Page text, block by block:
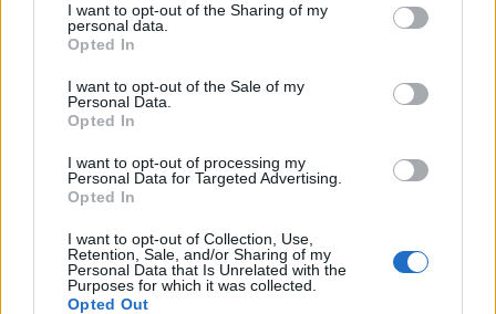
not limited to your visit or usage behaviour. You may click to
grant or deny consent to Google and its third-party tags to
use your data for below specified purposes in below Google
consent section.
I want to opt-out of the Sharing of my
personal data.
Opted In
I want to opt-out of the Sale of my
Personal Data.
Opted In
I want to opt-out of processing my
Personal Data for Targeted Advertising.
Opted In
I want to opt-out of Collection, Use,
Retention, Sale, and/or Sharing of my
Personal Data that Is Unrelated with the
Purposes for which it was collected.
Opted Out